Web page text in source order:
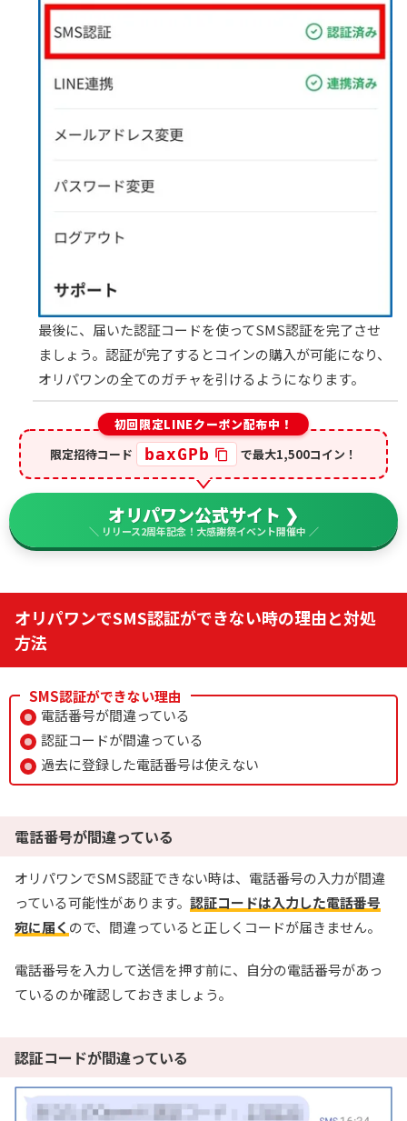
最後に、届いた認証コードを使ってSMS認証を完了させ
ましょう。認証が完了するとコインの購入が可能になり、
オリパワンの全てのガチャを引けるようになります。
初回限定LINEクーポン配布中！
限定招待コード
baxGPb で最大1,500コイン！
オリパワン公式サイト ❯
＼ リリース2周年記念！大感謝祭イベント開催中 ／
オリパワンでSMS認証ができない時の理由と対処
方法
SMS認証ができない理由
電話番号が間違っている
認証コードが間違っている
過去に登録した電話番号は使えない
電話番号が間違っている
オリパワンでSMS認証できない時は、電話番号の入力が間違
っている可能性があります。 認証コードは入力した電話番号
宛に届く ので、間違っていると正しくコードが届きません。
電話番号を入力して送信を押す前に、自分の電話番号があっ
ているのか確認しておきましょう。
認証コードが間違っている